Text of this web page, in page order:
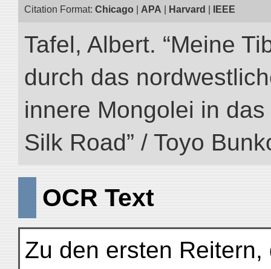
Citation Format: Chicago APA Harvard IEEE
Tafel, Albert. “Meine
durch das
innere Mongolei in das
Silk Road” / Toyo
OCR Text
Zu den ersten